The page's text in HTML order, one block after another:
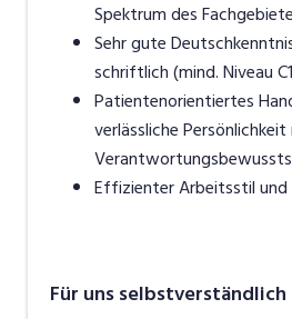
Spektrum des
Sehr gute
schriftlich (mind. Niveau
Patientenorientiertes
verlässliche
Effizienter Arbeitsstil
Für uns selbstverständlich